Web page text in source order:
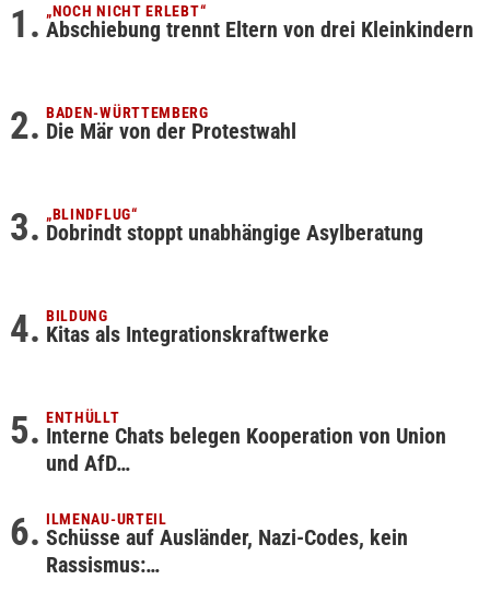
„NOCH NICHT ERLEBT“
Abschiebung trennt Eltern von drei Kleinkindern
BADEN-WÜRTTEMBERG
Die Mär von der Protestwahl
„BLINDFLUG“
Dobrindt stoppt unabhängige Asylberatung
BILDUNG
Kitas als Integrationskraftwerke
ENTHÜLLT
Interne Chats belegen Kooperation von Union
und AfD…
ILMENAU-URTEIL
Schüsse auf Ausländer, Nazi-Codes, kein
Rassismus:…